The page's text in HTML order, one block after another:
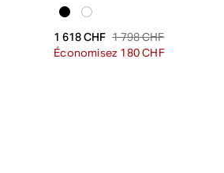
1 618 CHF 1 798 CHF
Économisez 180 CHF